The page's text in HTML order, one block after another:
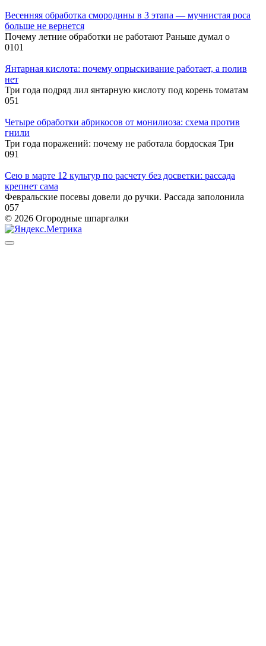
Весенняя обработка смородины в 3 этапа — мучнистая роса
больше не вернется
Почему летние обработки не работают Раньше думал о
0101
Янтарная кислота: почему опрыскивание работает, а полив
нет
Три года подряд лил янтарную кислоту под корень томатам
051
Четыре обработки абрикосов от монилиоза: схема против
гнили
Три года поражений: почему не работала бордоская Три
091
Сею в марте 12 культур по расчету без досветки: рассада
крепнет сама
Февральские посевы довели до ручки. Рассада заполонила
057
© 2026 Огородные шпаргалки